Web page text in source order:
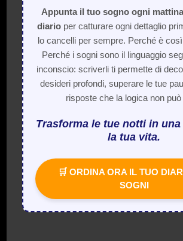
Appunta il tuo sogno ogni
diarioper catturare ogni dettaglio
lo cancelli per sempre. Perché è
Perché i sogni sono il linguaggio
inconscio: scriverli ti permette di
desideri profondi, superare le tue
risposte che la logica non può
Trasforma le tue notti in
la tua vita.
🛒 ORDINA ORA IL TUO
SOGNI